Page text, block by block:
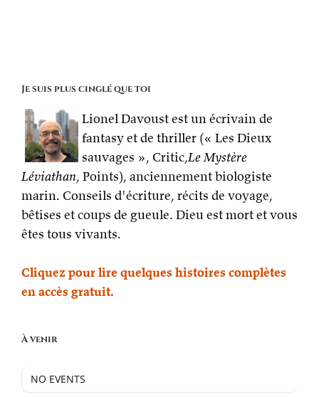
Je suis plus cinglé que toi
Lionel Davoust est un écrivain de
fantasy et de thriller (« Les Dieux
sauvages », Critic,Le Mystère
Léviathan, Points), anciennement biologiste
marin. Conseils d'écriture, récits de voyage,
bêtises et coups de gueule. Dieu est mort et vous
êtes tous vivants.
Cliquez pour lire quelques histoires complètes
en accès gratuit.
À venir
NO EVENTS